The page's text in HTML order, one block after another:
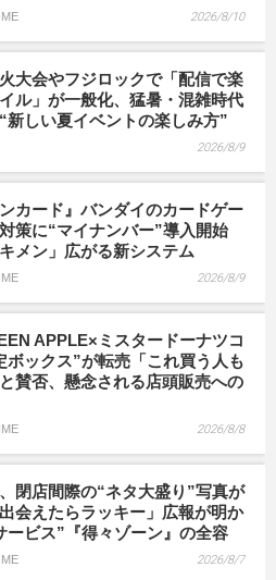
2026/8/10
大会やフジロックで「配信で楽
ル」が一般化、猛暑・混雑時代
新しい夏イベントの楽しみ方”
2026/8/9
ンカード』バンダイのカードゲー
策に“マイナンバー”導入開始
キメン」広がる新システム
2026/8/9
APPLE×ミスタードーナツコ
ボックス”が転売「これ買う人も
賛否、懸念される店頭販売への
2026/8/8
閉店間際の“ネタ大盛り”写真が
会えたらラッキー」広報が明か
ービス”『得々ゾーン』の全容
2026/8/7